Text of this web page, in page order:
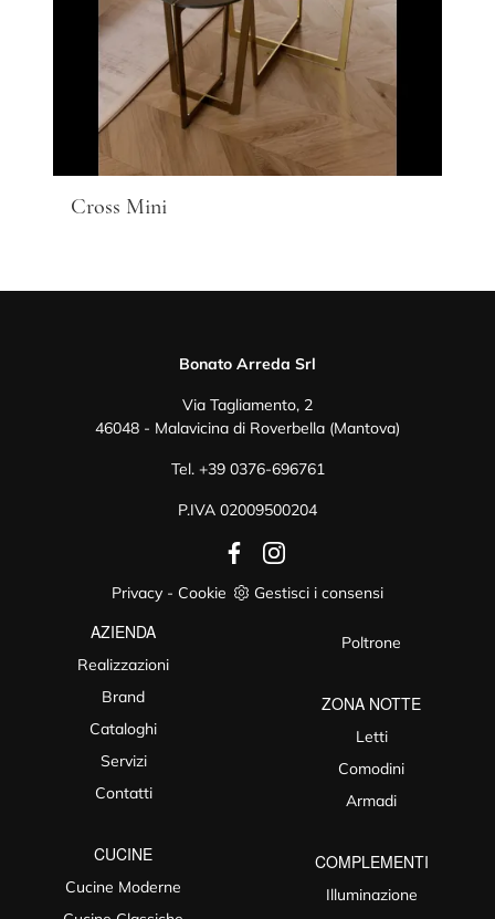
Cross Mini
Bonato Arreda Srl
Via Tagliamento, 2
46048 - Malavicina di Roverbella (Mantova)
Tel. +39 0376-696761
P.IVA 02009500204
Privacy - Cookie Gestisci i consensi
AZIENDA
Realizzazioni
Brand
Cataloghi
Servizi
Contatti
CUCINE
Cucine Moderne
Poltrone
ZONA NOTTE
Letti
Comodini
Armadi
COMPLEMENTI
Illuminazione